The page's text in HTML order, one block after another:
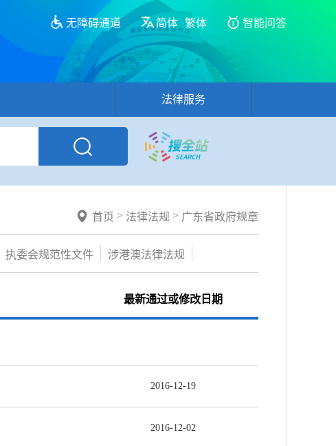
无障碍通道 简体 繁体 智能问答
法律服务
首页 > 法律法规 > 广东省政府规章
执委会规范性文件 涉港澳法律法规
最新通过或修改日期
2016-12-19
2016-12-02